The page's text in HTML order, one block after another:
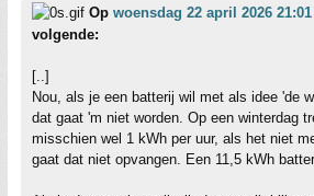
Op woensdag 22 april 2026 21:01
volgende:
[..]
Nou, als je een batterij wil met als idee 'de
dat gaat 'm niet worden. Op een winterdag
misschien wel 1 kWh per uur, als het niet
gaat dat niet opvangen. Een 11,5 kWh